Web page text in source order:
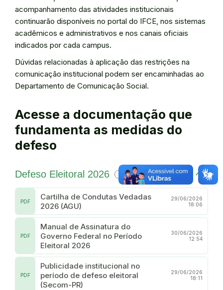
acompanhamento das atividades institucionais
continuarão disponíveis no portal do IFCE, nos sistemas
acadêmicos e administrativos e nos canais oficiais
indicados por cada campus.
Dúvidas relacionadas à aplicação das restrições na
comunicação institucional podem ser encaminhadas ao
Departamento de Comunicação Social.
Acesse a documentação que
fundamenta as medidas do
defeso
Defeso Eleitoral 2026
Cartilha de Condutas Vedadas
2026 (AGU)
PDF
29/06/2026
18:06
Manual de Assinatura do
Governo Federal no Período
Eleitoral 2026
PDF
30/06/2026
12:54
Publicidade institucional no
período de defeso eleitoral
(Secom-PR)
PDF
29/06/2026
18:11